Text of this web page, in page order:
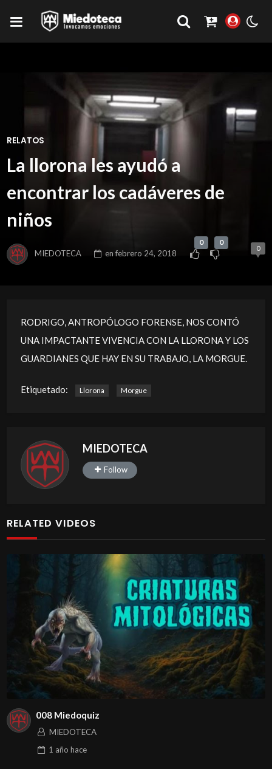
RELATOS
La llorona les ayudó a
encontrar los cadáveres de
niños
MIEDOTECA enfebrero 24, 2018
0 0
0
RODRIGO, ANTROPÓLOGO FORENSE, NOS CONTÓ
UNA IMPACTANTE VIVENCIA CON LA LLORONA Y LOS
GUARDIANES QUE HAY EN SU TRABAJO, LA MORGUE.
Etiquetado: Llorona Morgue
MIEDOTECA
Follow
RELATED VIDEOS
008 Miedoquiz
MIEDOTECA
1 año hace